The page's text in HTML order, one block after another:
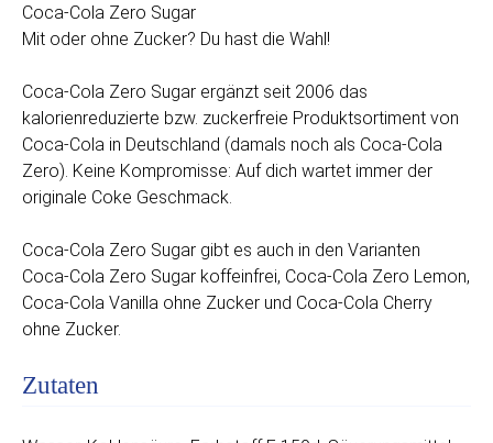
Coca‑Cola Zero Sugar
Mit oder ohne Zucker? Du hast die Wahl!
Coca‑Cola Zero Sugar ergänzt seit 2006 das
kalorienreduzierte bzw. zuckerfreie Produktsortiment von
Coca‑Cola in Deutschland (damals noch als Coca‑Cola
Zero). Keine Kompromisse: Auf dich wartet immer der
originale Coke Geschmack.
Coca‑Cola Zero Sugar gibt es auch in den Varianten
Coca‑Cola Zero Sugar koffeinfrei, Coca‑Cola Zero Lemon,
Coca‑Cola Vanilla ohne Zucker und Coca‑Cola Cherry
ohne Zucker.
Zutaten